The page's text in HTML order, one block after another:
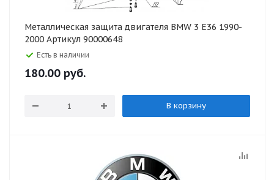
Металлическая защита двигателя BMW 3 E36 1990-
2000 Артикул 90000648
Есть в наличии
180.00 руб.
В корзину